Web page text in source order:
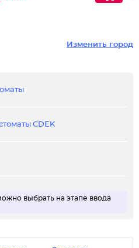
Изменить город
CDEK
выбрать на этапе ввода